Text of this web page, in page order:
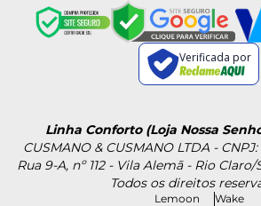
Verificada por
Linha Conforto (Loja Nossa
CUSMANO & CUSMANO LTDA -
Rua 9-A, nº 112 - Vila Alemã - Rio Claro/
Todos os direitos
Lemoon Wake